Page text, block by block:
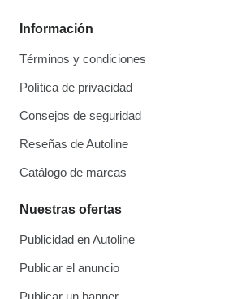
Información
Términos y condiciones
Política de privacidad
Consejos de seguridad
Reseñas de Autoline
Catálogo de marcas
Nuestras ofertas
Publicidad en Autoline
Publicar el anuncio